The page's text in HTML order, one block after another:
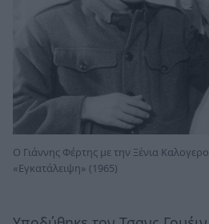
Ο Γιάννης Φέρτης με την Ξένια
«Εγκατάλειψη» (1965)